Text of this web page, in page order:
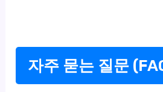
자주 묻는 질문